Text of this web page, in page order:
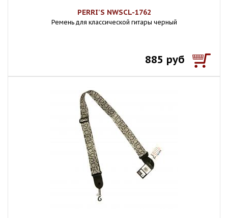
PERRI'S NWSCL-1762
Ремень для классической гитары черный
885 руб